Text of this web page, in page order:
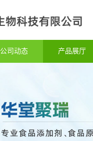
公司动态 产品展厅